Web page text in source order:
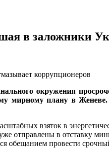
в заложники
окружения
мирному плану в
взяток в
отправлены в отставку
обещанием провести